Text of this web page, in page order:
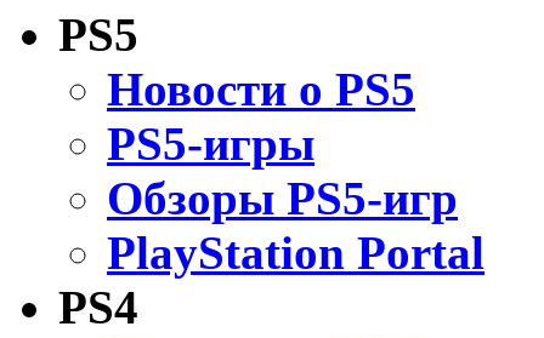
PS5
Новости о PS5
PS5-игры
Обзоры PS5-игр
PlayStation Portal
PS4